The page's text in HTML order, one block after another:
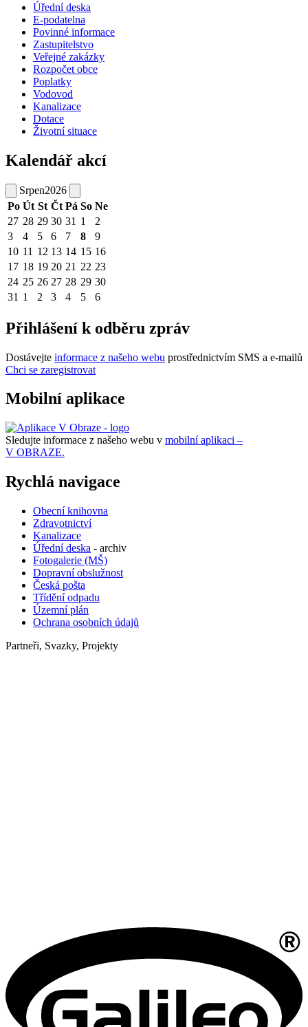
Úřední deska
E-podatelna
Povinné informace
Zastupitelstvo
Veřejné zakázky
Rozpočet obce
Poplatky
Vodovod
Kanalizace
Dotace
Životní situace
Kalendář akcí
Srpen2026
Po Út St Čt Pá So Ne
27 28 29 30 31 1
2
3
4 5 6 7 8
9
10 11 12 13 14 15 16
17 18 19 20 21 22 23
24 25 26 27 28 29 30
31 1 2 3 4 5 6
Přihlášení k odběru zpráv
Dostávejte informace z našeho webu prostřednictvím SMS a e-mailů
Chci se zaregistrovat
Mobilní aplikace
Sledujte informace z našeho webu v mobilní aplikaci –
V OBRAZE.
Rychlá navigace
Obecní knihovna
Zdravotnictví
Kanalizace
Úřední deska - archiv
Fotogalerie (MŠ)
Dopravní obslužnost
Česká pošta
Třídění odpadu
Územní plán
Ochrana osobních údajů
Partneři, Svazky, Projekty